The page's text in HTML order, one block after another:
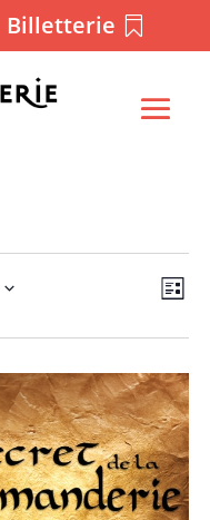
Billetterie
de
Liste